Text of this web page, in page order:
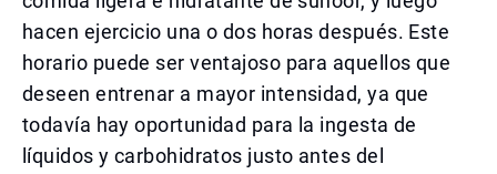
hacen ejercicio una o dos horas después. Este
horario puede ser ventajoso para aquellos que
deseen entrenar a mayor intensidad, ya que
todavía hay oportunidad para la ingesta de
líquidos y carbohidratos justo antes del